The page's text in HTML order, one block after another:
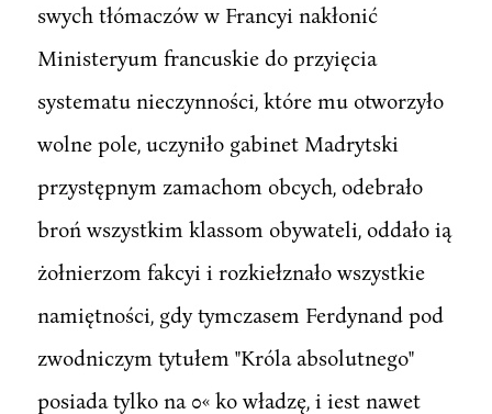
swych tłómaczów w Francyi nakłonić
Ministeryum francuskie do przyięcia
systematu nieczynności, które mu otworzyło
wolne pole, uczyniło gabinet Madrytski
przystępnym zamachom obcych, odebrało
broń wszystkim klassom obywateli, oddało ią
żołnierzom fakcyi i rozkiełznało wszystkie
namiętności, gdy tymczasem Ferdynand pod
zwodniczym tytułem "Króla absolutnego"
posiada tylko na 0« ko władzę, i iest nawet